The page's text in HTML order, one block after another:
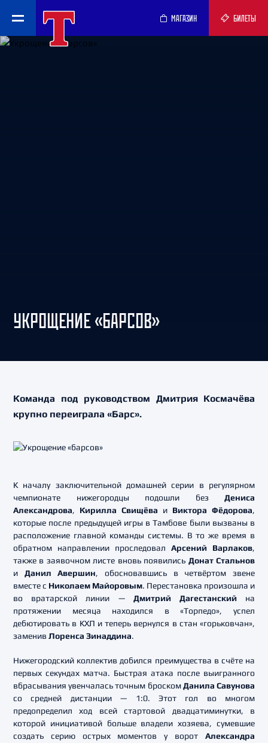
МАГАЗИН БИЛЕТЫ
УКРОЩЕНИЕ «БАРСОВ»
Команда под руководством Дмитрия Космачёва
крупно переиграла «Барс».
К началу заключительной домашней серии в регулярном
чемпионате нижегородцы подошли без Дениса
Александрова, Кирилла Свищёва и Виктора Фёдорова,
которые после предыдущей игры в Тамбове были вызваны в
расположение главной команды системы. В то же время в
обратном направлении проследовал Арсений Варлаков,
также в заявочном листе вновь появились Донат Стальнов
и Данил Авершин, обосновавшись в четвёртом звене
вместе с Николаем Майоровым. Перестановка произошла и
во вратарской линии — Дмитрий Дагестанскийна
протяжении месяца находился в «Торпедо», успел
дебютировать в КХЛ и теперь вернулся в стан «горьковчан»,
заменивЛоренса Зинаддина.
Нижегородский коллектив добился преимущества в счёте на
первых секундах матча. Быстрая атака после выигранного
вбрасывания увенчалась точным броскомДанила Савунова
со средней дистанции — 1:0. Этот гол во многом
предопределил ход всей стартовой двадцатиминутки, в
которой инициативой больше владели хозяева, сумевшие
создать серию острых моментов у ворот Александра